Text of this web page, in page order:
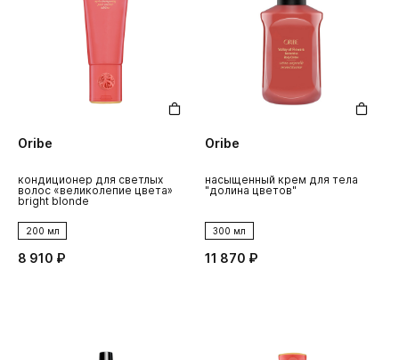
Oribe
кондиционер для светлых
волос «великолепие цвета»
bright blonde
200 мл
8 910 ₽
Oribe
насыщенный крем для тела
"долина цветов"
300 мл
11 870 ₽